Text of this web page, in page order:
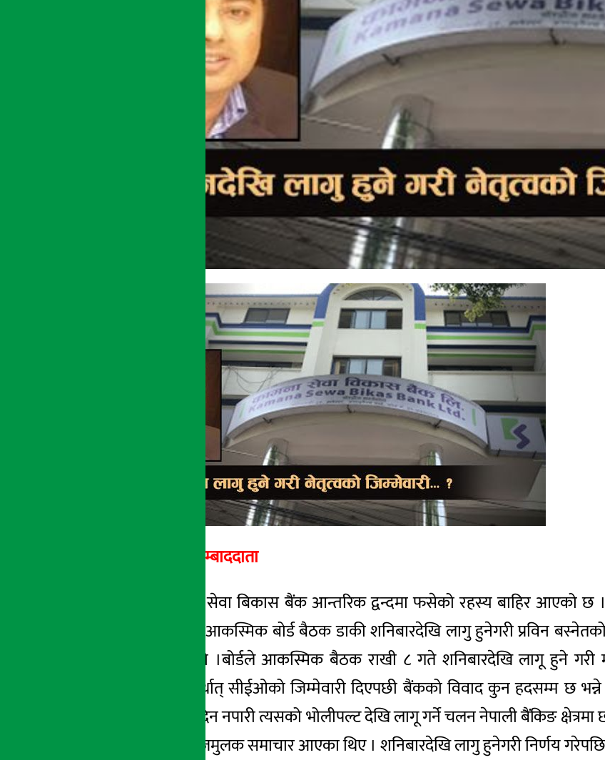
अर्थ सरोकार सम्बाददाता
काठमाडौँ – कामना सेवा बिकास बैंक आन्तरिक द्वन्दमा फसेको रहस्य बाहिर आएको छ
नेतृत्वले गत बुधबार आकस्मिक बोर्ड बैठक डाकी शनिबारदेखि लागु हुनेगरी प्रविन बस्नेतको
छताछुल्ल भएको हो ।बोर्डले आकस्मिक बैठक राखी ८ गते शनिबारदेखि लागू हुने गरी
कार्यकारी नेतृत्व अर्थात् सीईओको जिम्मेवारी दिएपछी बैंकको विवाद कुन हदसम्म छ
शनिबार र विदाको दिन नपारी त्यसको भोलीपल्ट देखि लागू गर्ने चलन नेपाली बैंकिङ
उपगुटका बारेमा खोजमुलक समाचार आएका थिए । शनिबारदेखि लागु हुनेगरी निर्णय